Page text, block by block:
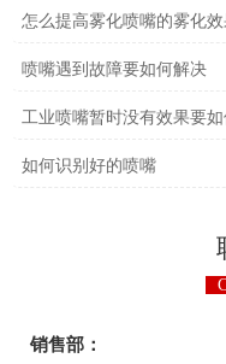
怎么提高雾化喷嘴的雾化效
喷嘴遇到故障要如何解决
工业喷嘴暂时没有效果要
如何识别好的喷嘴
销售部：